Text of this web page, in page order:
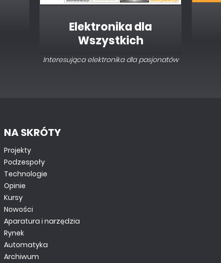
Elektronika dla
Wszystkich
Interesująca elektronika dla pasjonatów
NA SKRÓTY
Projekty
Podzespoły
Technologie
Opinie
Kursy
Nowości
Aparatura i narzędzia
Rynek
Automatyka
Archiwum